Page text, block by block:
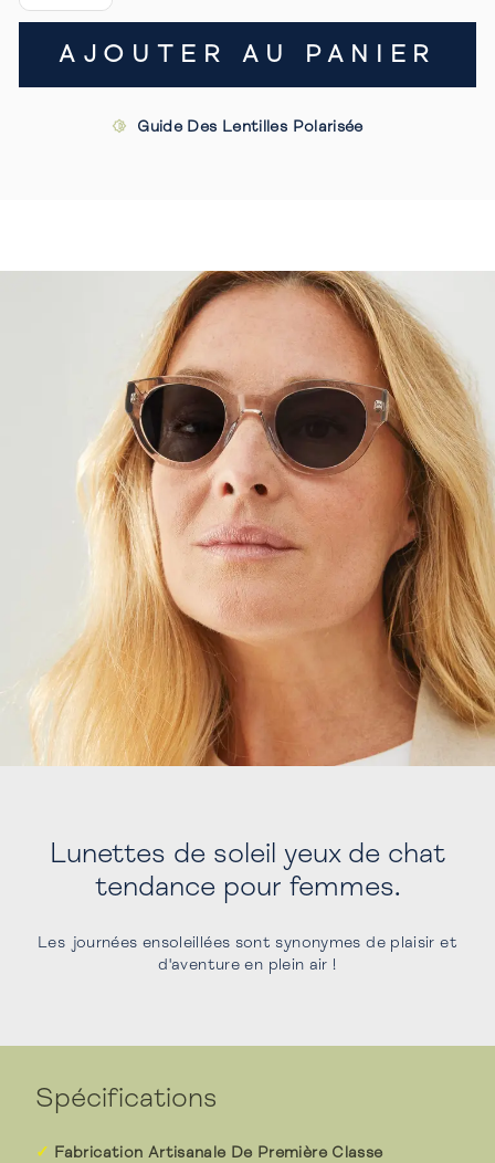
AJOUTER AU PANIER
Guide Des Lentilles Polarisée
Lunettes de soleil yeux de chat
tendance pour femmes.
Les journées ensoleillées sont synonymes de plaisir et
d'aventure en plein air !
Spécifications
Fabrication Artisanale De Première Classe